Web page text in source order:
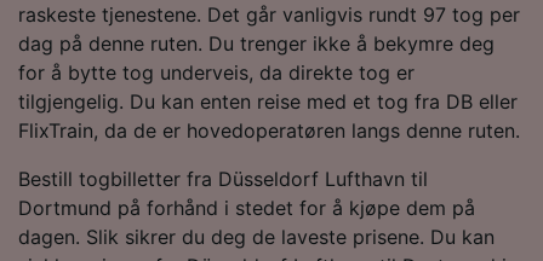
raskeste tjenestene. Det går vanligvis rundt 97 tog per
dag på denne ruten. Du trenger ikke å bekymre deg
for å bytte tog underveis, da direkte tog er
tilgjengelig. Du kan enten reise med et tog fra DB eller
FlixTrain, da de er hovedoperatøren langs denne ruten.
Bestill togbilletter fra Düsseldorf Lufthavn til
Dortmund på forhånd i stedet for å kjøpe dem på
dagen. Slik sikrer du deg de laveste prisene. Du kan